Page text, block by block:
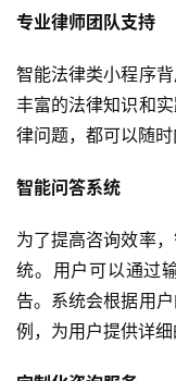
专业律师团队支持
智能法律类小程序
丰富的法律知识和
律问题，都可以随时
智能问答系统
为了提高咨询效率
统。用户可以通过
告。系统会根据用
例，为用户提供详细